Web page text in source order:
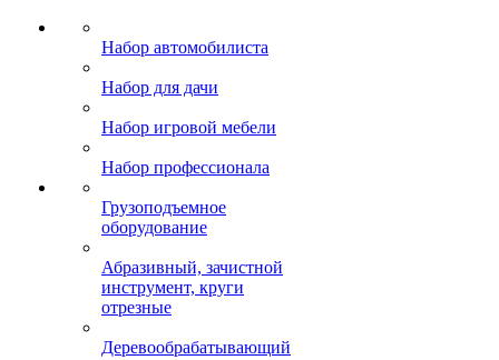
Набор автомобилиста
Набор для дачи
Набор игровой мебели
Набор профессионала
Грузоподъемное
оборудование
Абразивный, зачистной
инструмент, круги
отрезные
Деревообрабатывающий